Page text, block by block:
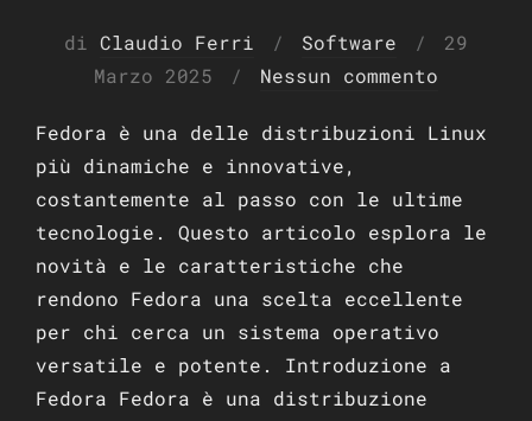
di Claudio Ferri Software
29
Marzo 2025
Nessun commento
Fedora è una delle distribuzioni Linux
più dinamiche e innovative,
costantemente al passo con le ultime
tecnologie. Questo articolo esplora le
novità e le caratteristiche che
rendono Fedora una scelta eccellente
per chi cerca un sistema operativo
versatile e potente. Introduzione a
Fedora Fedora è una distribuzione